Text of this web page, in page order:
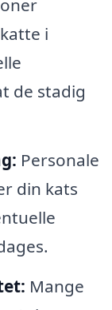
i
de stadig
Personale
din kats
Mange